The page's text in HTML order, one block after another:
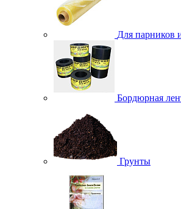
Для парников
Бордюрная
Грунты